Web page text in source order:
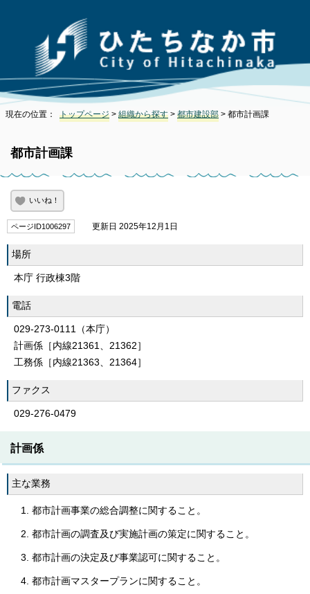
現在の位置： トップページ > 組織から探す > 都市建設部 > 都市計画課
都市計画課
いいね！
ページID1006297 更新日 2025年12月1日
場所
本庁 行政棟3階
電話
029-273-0111（本庁）
計画係［内線21361、21362］
工務係［内線21363、21364］
ファクス
029-276-0479
計画係
主な業務
都市計画事業の総合調整に関すること。
都市計画の調査及び実施計画の策定に関すること。
都市計画の決定及び事業認可に関すること。
都市計画マスタープランに関すること。